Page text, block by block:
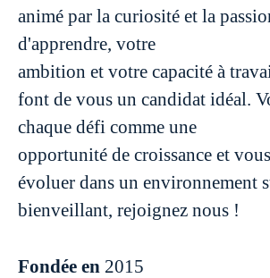
animé par la curiosité et la
d'apprendre, votre
ambition et votre capacité à
font de vous un candidat idéal.
chaque défi comme une
opportunité de croissance et
évoluer dans un environnement
bienveillant, rejoignez nous !
Fondée en 2015